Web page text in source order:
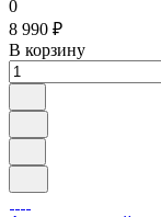
Аппарат
0
8 990 ₽
В корзину